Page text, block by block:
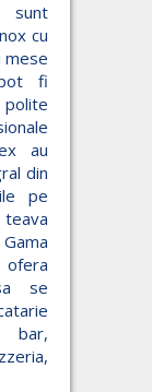
sunt
cu
mese
fi
au
din
pe
se
bar,